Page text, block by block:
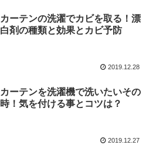
カーテンの洗濯でカビを取る！漂
白剤の種類と効果とカビ予防
2019.12.28
カーテンを洗濯機で洗いたいその
時！気を付ける事とコツは？
2019.12.27